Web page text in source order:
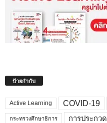
ป้ายกำกับ
Active Learning COVID-19
กระทรวงศึกษาธิการ การประกวด